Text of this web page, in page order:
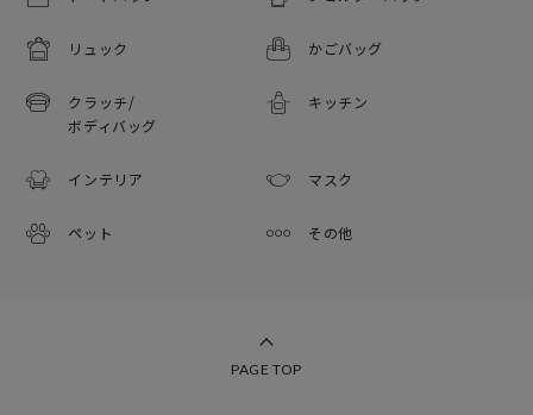
リュック かごバッグ
クラッチ/
ボディバッグ
キッチン
インテリア マスク
ペット その他
PAGE TOP